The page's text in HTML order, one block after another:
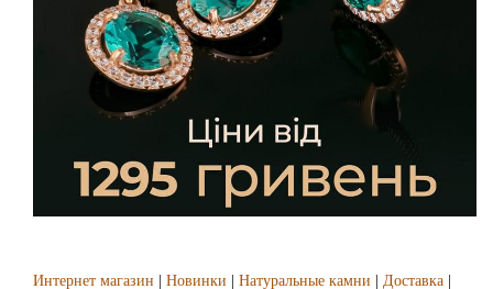
Интернет магазин Новинки Натуральные камни Доставка